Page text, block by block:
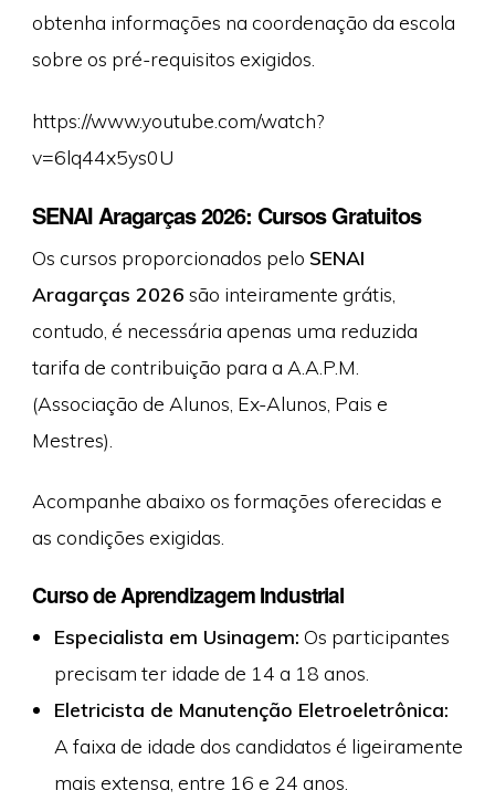
obtenha informações na coordenação da escola
sobre os pré-requisitos exigidos.
https://www.youtube.com/watch?
v=6lq44x5ys0U
SENAI Aragarças 2026: Cursos Gratuitos
Os cursos proporcionados pelo SENAI
Aragarças 2026 são inteiramente grátis,
contudo, é necessária apenas uma reduzida
tarifa de contribuição para a A.A.P.M.
(Associação de Alunos, Ex-Alunos, Pais e
Mestres).
Acompanhe abaixo os formações oferecidas e
as condições exigidas.
Curso de Aprendizagem Industrial
Especialista em Usinagem: Os participantes
precisam ter idade de 14 a 18 anos.
Eletricista de Manutenção Eletroeletrônica:
A faixa de idade dos candidatos é ligeiramente
mais extensa, entre 16 e 24 anos.